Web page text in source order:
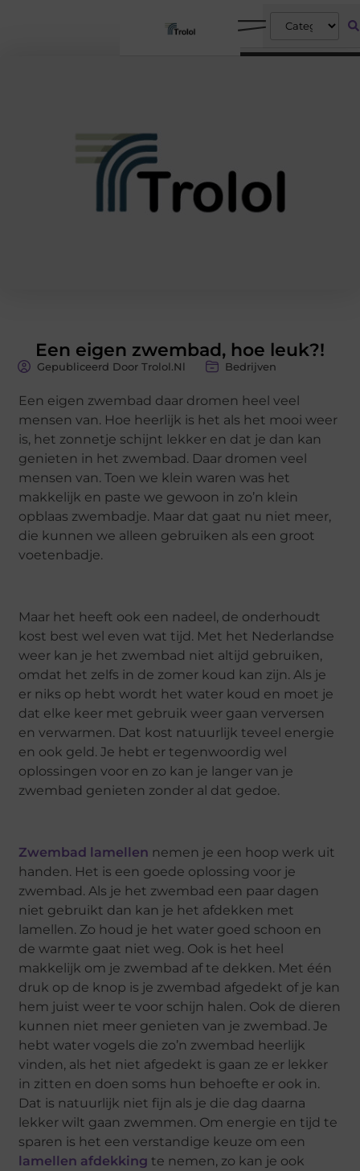
Een eigen zwembad, hoe leuk?!
Gepubliceerd Door Trolol.nl Bedrijven
Een eigen zwembad daar dromen heel veel
mensen van. Hoe heerlijk is het als het mooi weer
is, het zonnetje schijnt lekker en dat je dan kan
genieten in het zwembad. Daar dromen veel
mensen van. Toen we klein waren was het
makkelijk en paste we gewoon in zo’n klein
opblaas zwembadje. Maar dat gaat nu niet meer,
die kunnen we alleen gebruiken als een groot
voetenbadje.
Maar het heeft ook een nadeel, de onderhoudt
kost best wel even wat tijd. Met het Nederlandse
weer kan je het zwembad niet altijd gebruiken,
omdat het zelfs in de zomer koud kan zijn. Als je
er niks op hebt wordt het water koud en moet je
dat elke keer met gebruik weer gaan verversen
en verwarmen. Dat kost natuurlijk teveel energie
en ook geld. Je hebt er tegenwoordig wel
oplossingen voor en zo kan je langer van je
zwembad genieten zonder al dat gedoe.
Zwembad lamellen nemen je een hoop werk uit
handen. Het is een goede oplossing voor je
zwembad. Als je het zwembad een paar dagen
niet gebruikt dan kan je het afdekken met
lamellen. Zo houd je het water goed schoon en
de warmte gaat niet weg. Ook is het heel
makkelijk om je zwembad af te dekken. Met één
druk op de knop is je zwembad afgedekt of je kan
hem juist weer te voor schijn halen. Ook de dieren
kunnen niet meer genieten van je zwembad. Je
hebt water vogels die zo’n zwembad heerlijk
vinden, als het niet afgedekt is gaan ze er lekker
in zitten en doen soms hun behoefte er ook in.
Dat is natuurlijk niet fijn als je die dag daarna
lekker wilt gaan zwemmen. Om energie en tijd te
sparen is het een verstandige keuze om een
lamellen afdekking te nemen, zo kan je ook